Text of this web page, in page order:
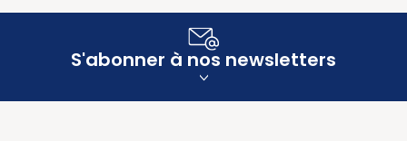
S'abonner à nos newsletters